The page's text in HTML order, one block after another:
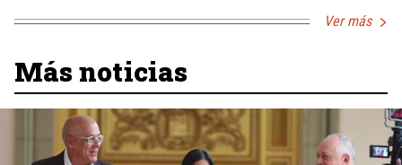
Ver más
Más noticias